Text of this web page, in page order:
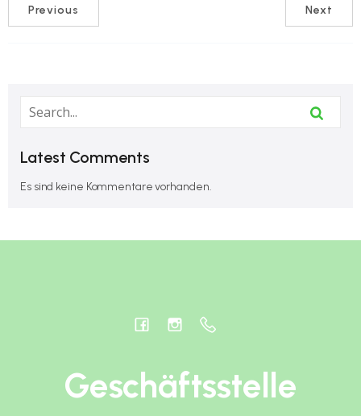
Previous Next
Latest Comments
Es sind keine Kommentare vorhanden.
Geschäftsstelle